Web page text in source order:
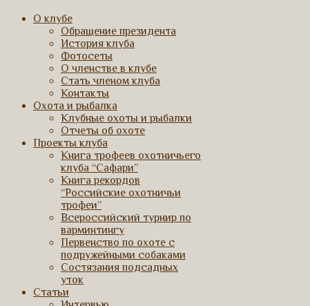
О клубе
Обращение президента
История клуба
Фотосеты
О членстве в клубе
Стать членом клуба
Контакты
Охота и рыбалка
Клубные охоты и рыбалки
Отчеты об охоте
Проекты клуба
Книга трофеев охотничьего
клуба “Сафари”
Книга рекордов
“Российские охотничьи
трофеи”
Всероссийский турнир по
варминтингу
Первенство по охоте с
подружейными собаками
Состязания подсадных
уток
Статьи